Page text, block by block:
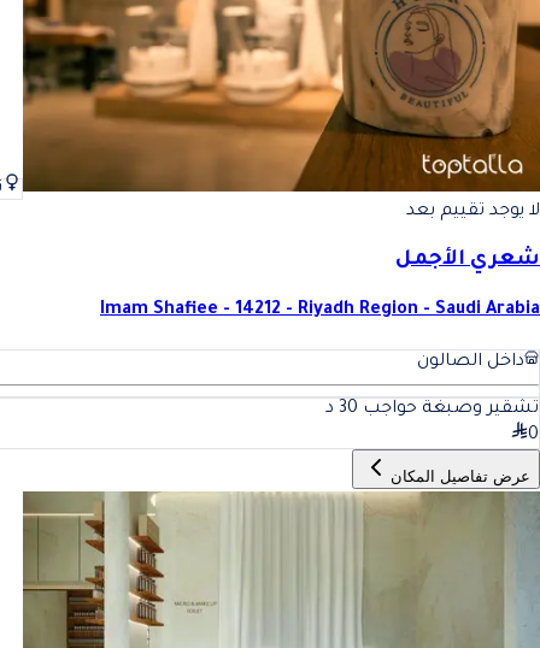
لا يوجد تقييم بعد
شعري الأجمل
Imam Shafiee - 14212 - Riyadh Region - Saudi Arabia
داخل الصالون
تشقير وصبغة حواجب 30 د
0
عرض تفاصيل المكان